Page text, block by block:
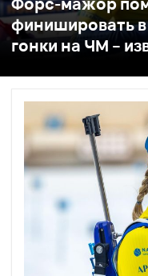
финишировать
гонки на ЧМ –